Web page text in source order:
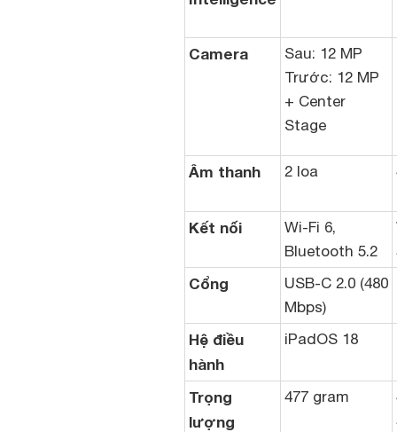
Camera
Sau: 12 MP
Trước: 12 MP
+ Center
Stage
Âm thanh 2 loa
Kết nối
Wi-Fi 6,
Bluetooth 5.2
Cổng
USB-C 2.0 (480
Mbps)
Hệ điều
hành
iPadOS 18
Trọng
lượng
477 gram